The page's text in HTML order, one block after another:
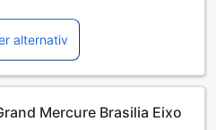
alternativ
Mercure Brasilia Eixo